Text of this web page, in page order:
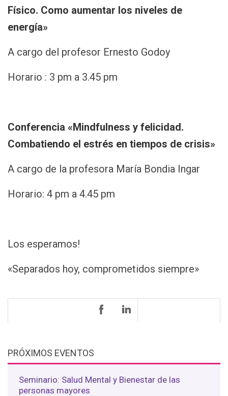
Físico. Como aumentar los niveles de
energía»
A cargo del profesor Ernesto Godoy
Horario : 3 pm a 3.45 pm
Conferencia «Mindfulness y felicidad.
Combatiendo el estrés en tiempos de crisis»
A cargo de la profesora María Bondia Ingar
Horario: 4 pm a 4.45 pm
Los esperamos!
«Separados hoy, comprometidos siempre»
PRÓXIMOS EVENTOS
Seminario: Salud Mental y Bienestar de las
personas mayores